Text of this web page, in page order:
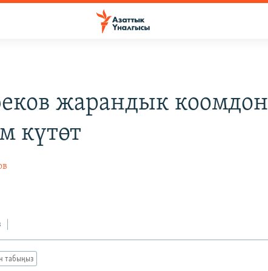
жарандык коомдон
күтөт
табыңыз